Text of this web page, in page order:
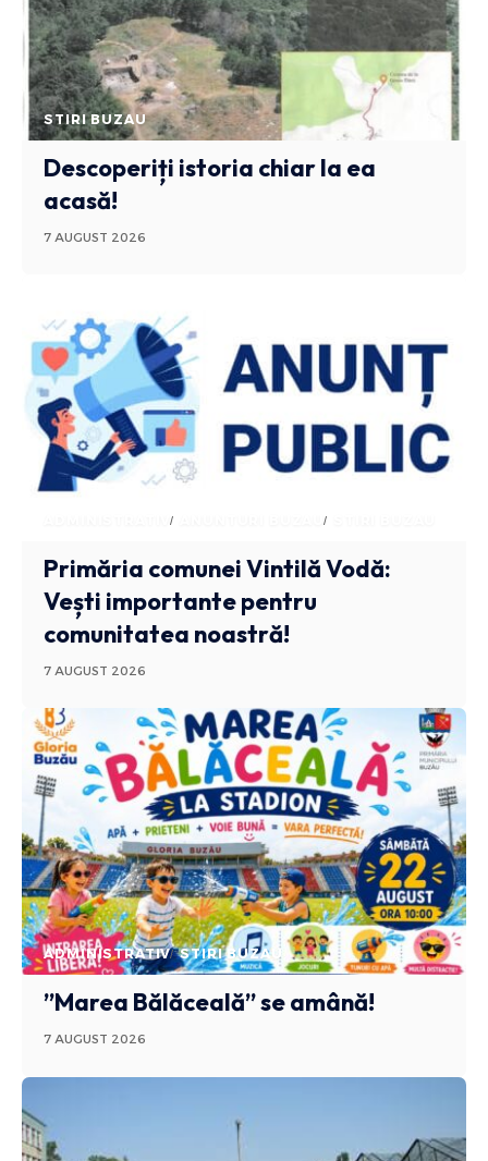
STIRI BUZAU
Descoperiți istoria chiar la ea
acasă!
7 AUGUST 2026
ADMINISTRATIV ANUNTURI BUZAU
Primăria comunei Vintilă Vodă:
Vești importante pentru
comunitatea noastră!
7 AUGUST 2026
ADMINISTRATIV STIRI BUZAU
”Marea Bălăceală” se amână!
7 AUGUST 2026